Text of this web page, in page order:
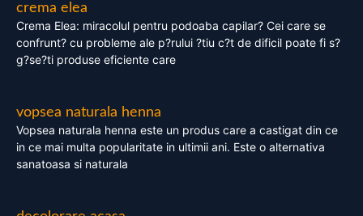
crema elea
Crema Elea: miracolul pentru podoaba capilar? Cei care se
confrunt? cu probleme ale p?rului ?tiu c?t de dificil poate fi s?
g?se?ti produse eficiente care
vopsea naturala henna
Vopsea naturala henna este un produs care a castigat din ce
in ce mai multa popularitate in ultimii ani. Este o alternativa
sanatoasa si naturala